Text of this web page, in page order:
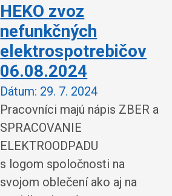
HEKO zvoz
nefunkčných
elektrospotrebičov
06.08.2024
Dátum: 29. 7. 2024
Pracovníci majú nápis ZBER a
SPRACOVANIE
ELEKTROODPADU
s logom spoločnosti na
svojom oblečení ako aj na